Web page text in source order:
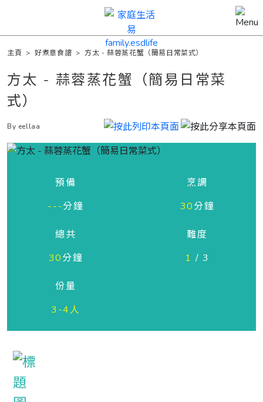
主頁 >好煮意食譜 >方太 - 蒜蓉蒸花蟹（簡易日常菜式）
方太 - 蒜蓉蒸花蟹（簡易日常菜
式）
By eellaa
預備
---分鐘
烹調
30分鐘
總共
30分鐘
難度
1 / 3
份量
3-4人